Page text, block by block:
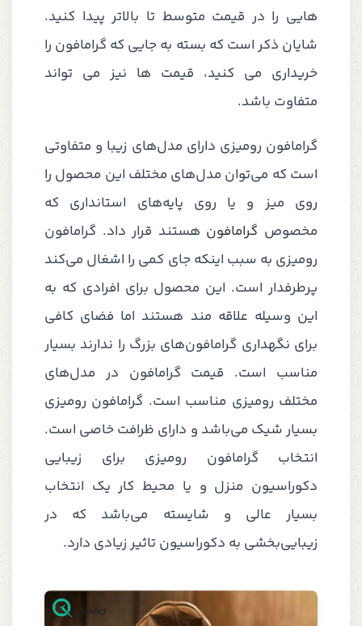
هایی را در قیمت متوسط ​​تا بالاتر پیدا کنید.
شایان ذکر است که بسته به جایی که گرامافون را
خریداری می کنید، قیمت ها نیز می تواند
متفاوت باشد.
گرامافون رومیزی دارای مدل‌های زیبا و متفاوتی
است که می‌توان مدل‌های مختلف این محصول را
روی میز و یا روی پایه‌های استانداری که
مخصوص گرامافون هستند قرار داد. گرامافون
رومیزی به سبب اینکه جای کمی را اشغال می‌کند
پرطرفدار است. این محصول برای افرادی که به
این وسیله علاقه مند هستند اما فضای کافی
برای نگهداری گرامافون‌های بزرگ را ندارند بسیار
مناسب است. قیمت گرامافون در مدل‌های
مختلف رومیزی مناسب است. گرامافون رومیزی
بسیار شیک می‌باشد و دارای ظرافت خاصی است.
انتخاب گرامافون رومیزی برای زیبایی
دکوراسیون منزل و یا محیط کار یک انتخاب
بسیار عالی و شایسته می‌باشد که در
زیبایی‌بخشی به دکوراسیون تاثیر زیادی دارد.